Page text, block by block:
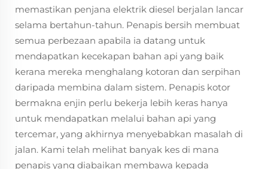
memastikan penjana elektrik diesel berjalan lancar
selama bertahun-tahun. Penapis bersih membuat
semua perbezaan apabila ia datang untuk
mendapatkan kecekapan bahan api yang baik
kerana mereka menghalang kotoran dan serpihan
daripada membina dalam sistem. Penapis kotor
bermakna enjin perlu bekerja lebih keras hanya
untuk mendapatkan melalui bahan api yang
tercemar, yang akhirnya menyebabkan masalah di
jalan. Kami telah melihat banyak kes di mana
penapis yang diabaikan membawa kepada